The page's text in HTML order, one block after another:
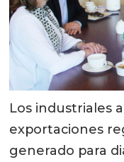
Los industriales
exportaciones
generado para